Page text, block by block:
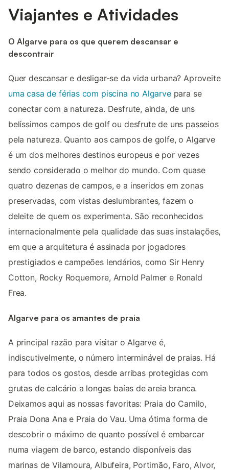
Viajantes e Atividades
O Algarve para os que querem descansar e
descontrair
Quer descansar e desligar-se da vida urbana? Aproveite
uma casa de férias com piscina no Algarve para se
conectar com a natureza. Desfrute, ainda, de uns
belíssimos campos de golf ou desfrute de uns passeios
pela natureza. Quanto aos campos de golfe, o Algarve
é um dos melhores destinos europeus e por vezes
sendo considerado o melhor do mundo. Com quase
quatro dezenas de campos, e a inseridos em zonas
preservadas, com vistas deslumbrantes, fazem o
deleite de quem os experimenta. São reconhecidos
internacionalmente pela qualidade das suas instalações,
em que a arquitetura é assinada por jogadores
prestigiados e campeões lendários, como Sir Henry
Cotton, Rocky Roquemore, Arnold Palmer e Ronald
Frea.
Algarve para os amantes de praia
A principal razão para visitar o Algarve é,
indiscutivelmente, o número interminável de praias. Há
para todos os gostos, desde arribas protegidas com
grutas de calcário a longas baías de areia branca.
Deixamos aqui as nossas favoritas: Praia do Camilo,
Praia Dona Ana e Praia do Vau. Uma ótima forma de
descobrir o máximo de quanto possível é embarcar
numa viagem de barco, estando disponíveis das
marinas de Vilamoura, Albufeira, Portimão, Faro, Alvor,